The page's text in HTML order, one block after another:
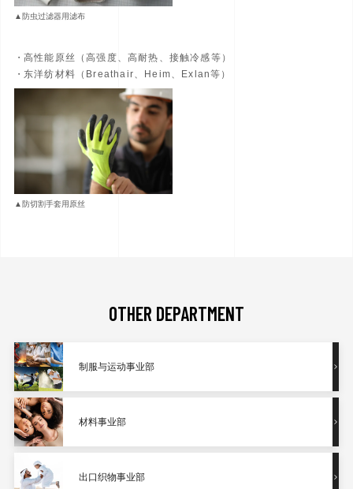
▲防虫过滤器用滤布
高性能原丝（高强度、高耐热、接触冷感等）
东洋纺材料（Breathair、Heim、Exlan等）
▲防切割手套用原丝
OTHER DEPARTMENT
制服与运动事业部
材料事业部
出口织物事业部